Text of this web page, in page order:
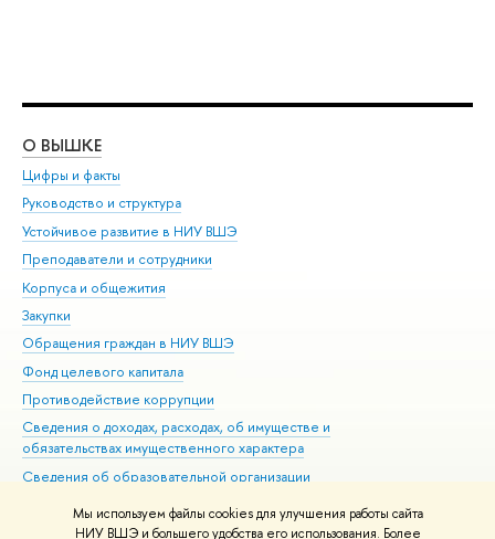
Мы используем файлы cookies для улучшения работы сайта
НИУ ВШЭ и большего удобства его использования. Более
О ВЫШКЕ
Цифры и факты
Руководство и структура
Устойчивое развитие в НИУ ВШЭ
Преподаватели и сотрудники
Корпуса и общежития
Закупки
Обращения граждан в НИУ ВШЭ
Фонд целевого капитала
Противодействие коррупции
Сведения о доходах, расходах, об имуществе и
обязательствах имущественного характера
Сведения об образовательной организации
Людям с ограниченными возможностями здоровья
Единая платежная страница